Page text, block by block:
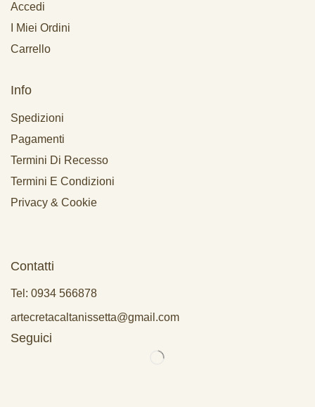
Accedi
I Miei Ordini
Carrello
Info
Spedizioni
Pagamenti
Termini Di Recesso
Termini E Condizioni
Privacy & Cookie
Contatti
Tel: 0934 566878
artecretacaltanissetta@gmail.com
Seguici